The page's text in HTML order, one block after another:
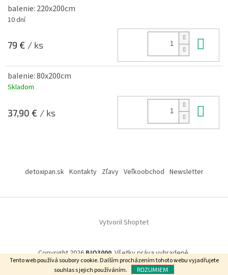
Tento web používá soubory cookie.Dalším procházením tohoto webu vyjadřujete
souhlas s jejich používáním.
ROZUMIEM
balenie: 220x200cm
10 dní
79 € / ks
balenie: 80x200cm
Skladom
37,90 € / ks
detoxipan.sk Kontakty Zľavy Veľkoobchod Newsletter
Vytvoril Shoptet
Copyright 2026BIO3000. Všetky práva vyhradené.